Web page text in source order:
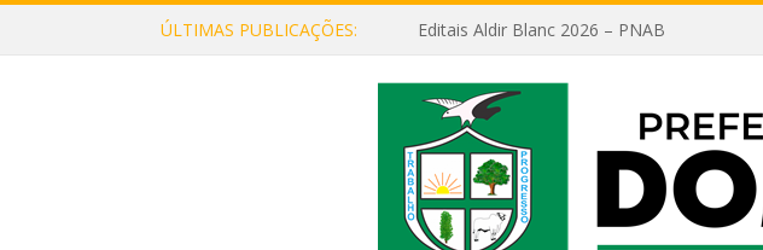
ÚLTIMAS PUBLICAÇÕES: Editais Aldir Blanc 2026 – PNAB